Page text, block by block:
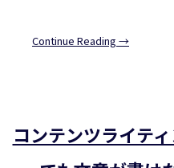
Continue Reading →
コンテンツライテ